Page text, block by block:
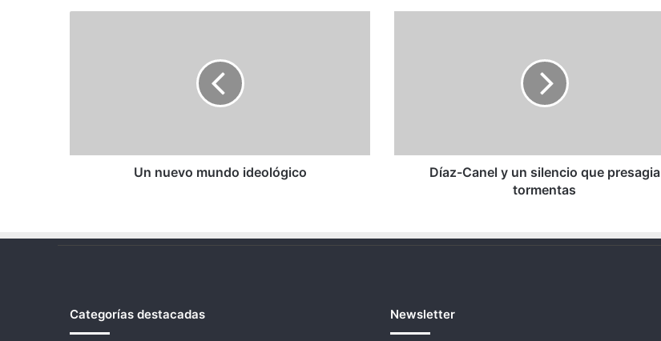
Un nuevo mundo ideológico
Díaz-Canel y un silencio que presagia
tormentas
Categorías destacadas Newsletter